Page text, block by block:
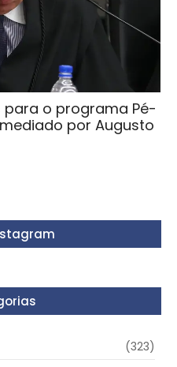
para o programa Pé-
por Augusto
(323)